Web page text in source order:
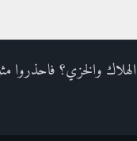
والخزي؟ فاحذروا